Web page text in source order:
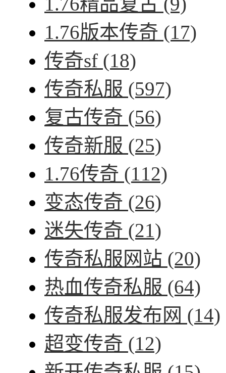
1.76版本传奇 (17)
传奇sf (18)
传奇私服 (597)
复古传奇 (56)
传奇新服 (25)
1.76传奇 (112)
变态传奇 (26)
迷失传奇 (21)
传奇私服网站 (20)
热血传奇私服 (64)
传奇私服发布网 (14)
超变传奇 (12)